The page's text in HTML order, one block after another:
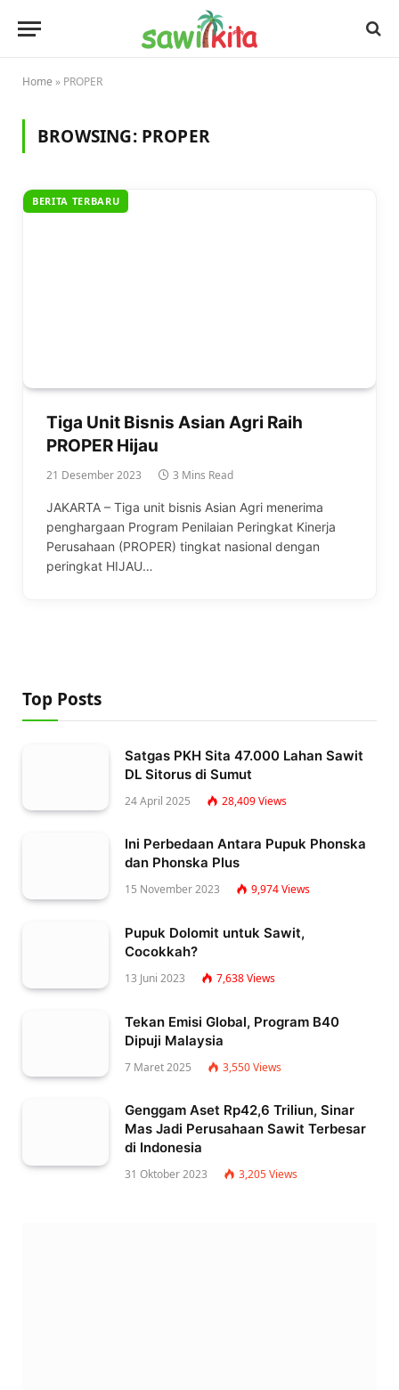
Home » PROPER
BROWSING: PROPER
BERITA TERBARU
Tiga Unit Bisnis Asian Agri Raih
PROPER Hijau
21 Desember 2023 3 Mins Read
JAKARTA – Tiga unit bisnis Asian Agri menerima
penghargaan Program Penilaian Peringkat Kinerja
Perusahaan (PROPER) tingkat nasional dengan
peringkat HIJAU…
Top Posts
Satgas PKH Sita 47.000 Lahan Sawit
DL Sitorus di Sumut
24 April 2025 28,409Views
Ini Perbedaan Antara Pupuk Phonska
dan Phonska Plus
15 November 2023 9,974Views
Pupuk Dolomit untuk Sawit,
Cocokkah?
13 Juni 2023 7,638Views
Tekan Emisi Global, Program B40
Dipuji Malaysia
7 Maret 2025 3,550Views
Genggam Aset Rp42,6 Triliun, Sinar
Mas Jadi Perusahaan Sawit Terbesar
di Indonesia
31 Oktober 2023 3,205Views